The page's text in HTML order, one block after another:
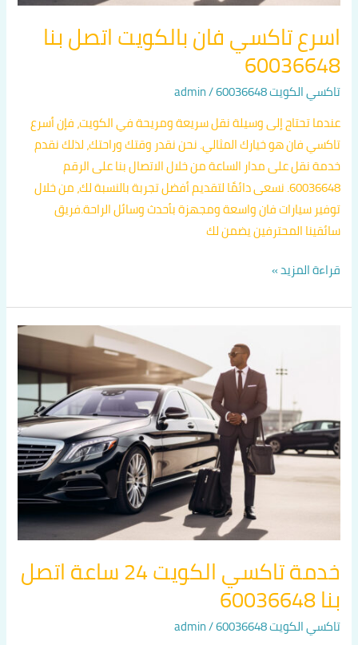
اسرع تاكسي فان بالكويت اتصل بنا
60036648
تاكسي الكويت 60036648 /
admin
عندما تحتاج إلى وسيلة نقل سريعة ومريحة في الكويت، فإن أسرع
تاكسي فان هو خيارك المثالي. نحن نقدر وقتك وراحتك، لذلك نقدم
خدمة نقل على مدار الساعة من خلال الاتصال بنا على الرقم
60036648. نسعى دائمًا لتقديم أفضل تجربة بالنسبة لك، من خلال
توفير سيارات فان واسعة ومجهزة بأحدث وسائل الراحة.فريق
سائقينا المحترفين يضمن لك
قراءة المزيد »
خدمة تاكسي الكويت 24 ساعة اتصل
بنا 60036648
تاكسي الكويت 60036648 /
admin
ساعة
اتصل
بنا
60036648